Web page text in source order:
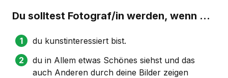
Du solltest Fotograf/in werden, wenn …
du kunstinteressiert bist.
du in Allem etwas Schönes siehst und das
auch Anderen durch deine Bilder zeigen